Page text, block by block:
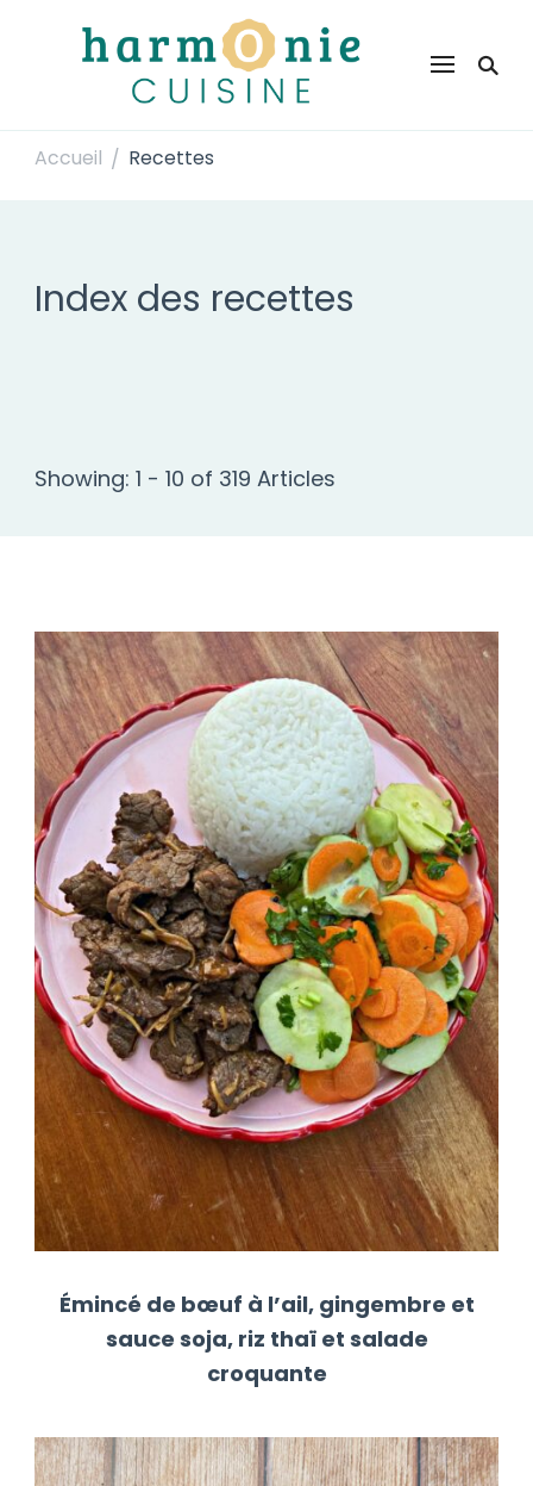
Harmonie Cuisine
Accueil / Recettes
Index des recettes
Showing: 1 - 10 of 319 Articles
Émincé de bœuf à l’ail, gingembre et
sauce soja, riz thaï et salade
croquante